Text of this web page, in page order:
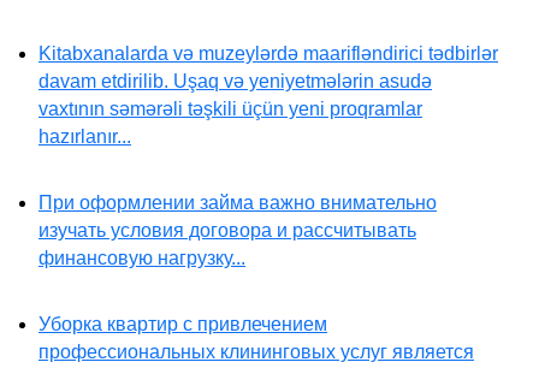
Kitabxanalarda və muzeylərdə maarifləndirici tədbirlər
davam etdirilib. Uşaq və yeniyetmələrin asudə
vaxtının səmərəli təşkili üçün yeni proqramlar
hazırlanır...
При оформлении займа важно внимательно
изучать условия договора и рассчитывать
финансовую нагрузку...
Уборка квартир с привлечением
профессиональных клининговых услуг является